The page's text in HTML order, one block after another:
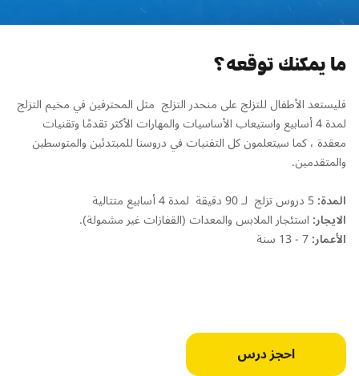
ما يمكنك توقعه؟
فليستعد الأطفال للتزلج على منحدر التزلج مثل المحترفين في مخيم التزلج
لمدة 4 أسابيع واستيعاب الأساسيات والمهارات الأكثر تقدمًا وتقنيات
معقدة ، كما سيتعلمون كل التقنيات في دروسنا للمبتدئين والمتوسطين
والمتقدمين.
المدة:5 دروس تزلج لـ 90 دقيقة لمدة 4 أسابيع متتالية
الايجار: استئجار الملابس والمعدات (القفازات غير مشمولة).
الأعمار:7 - 13 سنة
احجز درس